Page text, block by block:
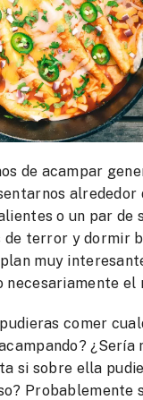
de acampar
alrededor
o un par de
terror y dormir
muy
necesariamente el
pudieras comer
¿Sería
si sobre ella
Probablemente